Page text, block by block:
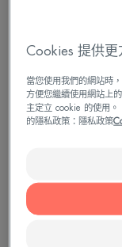
Cookies 提供更
當您使用我們的網站時
方便您繼續使用網站上
主定立 cookie 的使用。
的隱私政策：隱私政策